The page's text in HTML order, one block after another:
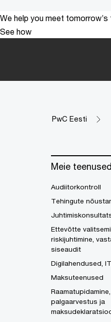
We help you meet tomorrow’s
See how
PwC Eesti
Meie teenused
Audiitorkontroll
Tehingute
Ettevõtte
riskijuhtimine,
siseaudit
Digilahendused,
Maksuteenused
Raamatupidamine,
palgaarvestus ja